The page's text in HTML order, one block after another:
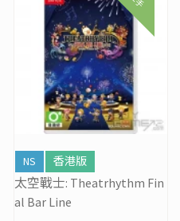
NS 香港版
太空戰士: Theatrhythm Fin
al Bar Line